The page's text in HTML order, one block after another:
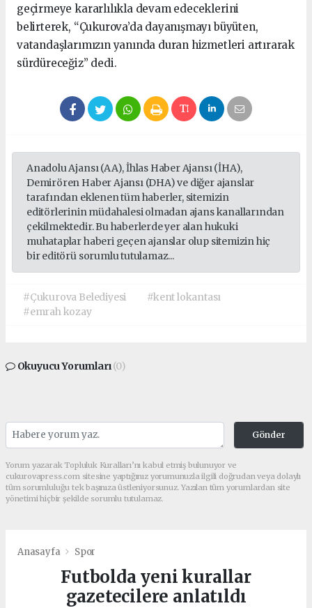
geçirmeye kararlılıkla devam edeceklerini
belirterek, “Çukurova’da dayanışmayı büyüten,
vatandaşlarımızın yanında duran hizmetleri artırarak
sürdüreceğiz” dedi.
Anadolu Ajansı (AA), İhlas Haber Ajansı (İHA),
Demirören Haber Ajansı (DHA) ve diğer ajanslar
tarafından eklenen tüm haberler, sitemizin
editörlerinin müdahalesi olmadan ajans kanallarından
çekilmektedir. Bu haberlerde yer alan hukuki
muhataplar haberi geçen ajanslar olup sitemizin hiç
bir editörü sorumlu tutulamaz...
#Çukurova Belediyesi
#kent lokantası
#emrah kozay
Okuyucu Yorumları(0)
Gönder
Yorum yazarak Topluluk Kuralları’nı kabul etmiş bulunuyor ve
cukurovapress.com sitesine yaptığınız yorumunuzla ilgili doğrudan veya dolaylı
tüm sorumluluğu tek başınıza üstleniyorsunuz. Yazılan tüm yorumlardan site
yönetimi hiçbir şekilde sorumlu tutulamaz.
Anasayfa Spor
Futbolda yeni kurallar
gazetecilere anlatıldı